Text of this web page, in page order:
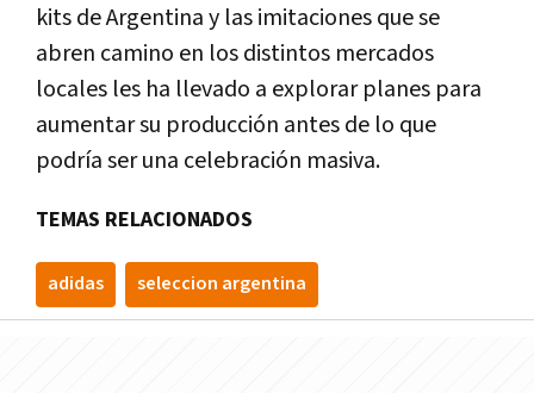
kits de Argentina y las imitaciones que se
abren camino en los distintos mercados
locales les ha llevado a explorar planes para
aumentar su producción antes de lo que
podría ser una celebración masiva.
TEMAS RELACIONADOS
adidas seleccion argentina